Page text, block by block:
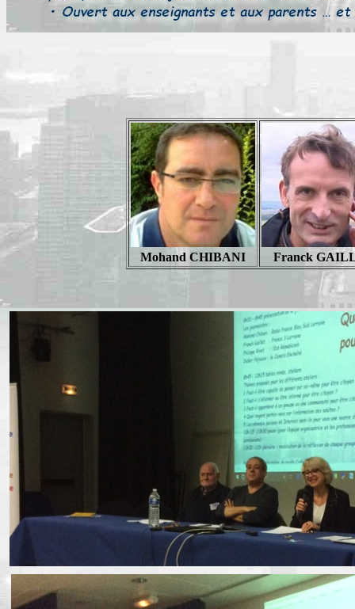
Mohand CHIBANI Franck